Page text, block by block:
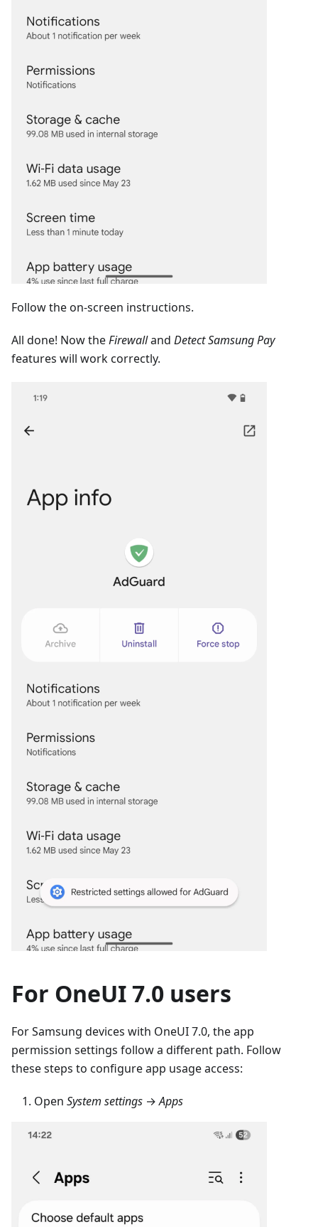
Follow the on-screen instructions.
All done! Now theFirewalland Detect Samsung Pay
features will work correctly.
For OneUI 7.0 users
For Samsung devices with OneUI 7.0, the app
permission settings follow a different path. Follow
these steps to configure app usage access:
Open System settings →Apps